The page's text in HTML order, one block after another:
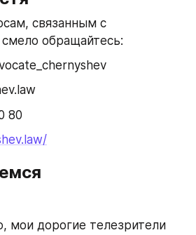
связанным с
обращайтесь:
80
мои дорогие телезрители